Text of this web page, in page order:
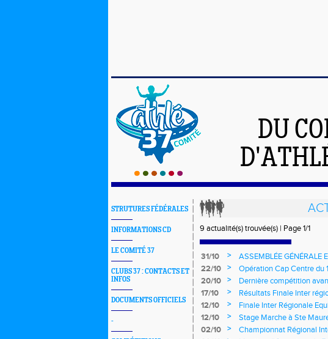
DU
STRUTURES FÉDÉRALES
INFORMATIONS CD
LE COMITÉ 37
CLUBS 37 : CONTACTS ET
INFOS
DOCUMENTS OFFICIELS
-
9 actualité(s) trouvée(s) | Page 1/1
31/10 >
ASSEMBLÉE GÉNÉRALE
22/10
>
Opération Cap Centre du
20/10
>
Dernière compétition
17/10
>
Résultats Finale Inter
12/10
>
Finale Inter Régionale
12/10
>
Stage Marche à Ste
02/10
>
Championnat Régional